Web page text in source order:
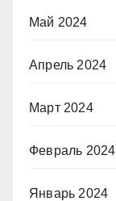
Май 2024
Апрель 2024
Март 2024
Февраль 2024
Январь 2024